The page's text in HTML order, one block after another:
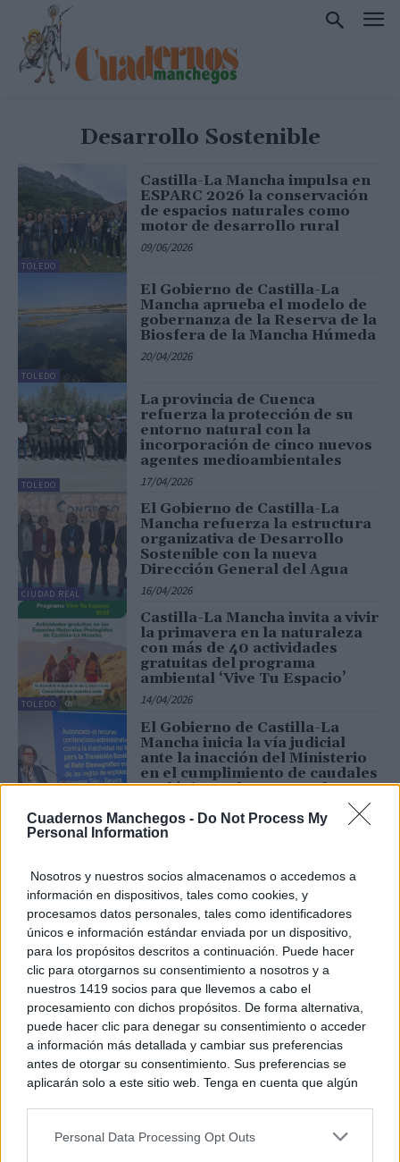
Cuadernos Manchegos - Do Not Process My
Personal Information
Nosotros y nuestros socios almacenamos o accedemos a
información en dispositivos, tales como cookies, y
procesamos datos personales, tales como identificadores
únicos e información estándar enviada por un dispositivo,
para los propósitos descritos a continuación. Puede hacer
clic para otorgarnos su consentimiento a nosotros y a
nuestros 1419 socios para que llevemos a cabo el
procesamiento con dichos propósitos. De forma alternativa,
puede hacer clic para denegar su consentimiento o acceder
a información más detallada y cambiar sus preferencias
antes de otorgar su consentimiento. Sus preferencias se
aplicarán solo a este sitio web. Tenga en cuenta que algún
rechazar tal procesamiento. Puede cambiar sus preferencias
Personal Data Processing Opt Outs
Desarrollo Sostenible
TOLEDO
Castilla-La Mancha impulsa en
ESPARC 2026 la conservación
de espacios naturales como
motor de desarrollo rural
09/06/2026
TOLEDO
El Gobierno de Castilla-La
Mancha aprueba el modelo de
gobernanza de la Reserva de la
Biosfera de la Mancha Húmeda
20/04/2026
TOLEDO
La provincia de Cuenca
refuerza la protección de su
entorno natural con la
incorporación de cinco nuevos
agentes medioambientales
17/04/2026
CIUDAD REAL
El Gobierno de Castilla-La
Mancha refuerza la estructura
organizativa de Desarrollo
Sostenible con la nueva
Dirección General del Agua
16/04/2026
TOLEDO
Castilla-La Mancha invita a vivir
la primavera en la naturaleza
con más de 40 actividades
gratuitas del programa
ambiental ‘Vive Tu Espacio’
14/04/2026
TOLEDO
El Gobierno de Castilla-La
Mancha inicia la vía judicial
ante la inacción del Ministerio
en el cumplimiento de caudales
ecológicos y los graves daños...
31/03/2026
CUENCA
El Gobierno de Castilla-La
equipos para hacer frente a la
sobrepoblación del conejo de
monte tanto durante el día
como...
26/03/2026
TOLEDO
El Gobierno regional y Castilla-
La Mancha Media ponen en
marcha el primer espacio
divulgativo sobre prevención de
incendios forestales
25/03/2026
El Gobierno de Castilla-La
Mancha avanza en el programa
centros educativos de la